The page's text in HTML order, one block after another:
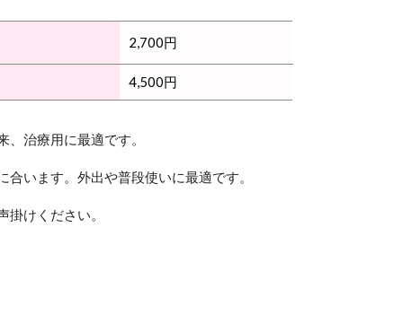
2,700円
4,500円
治療用に最適です。
います。外出や普段使いに最適です。
けください。